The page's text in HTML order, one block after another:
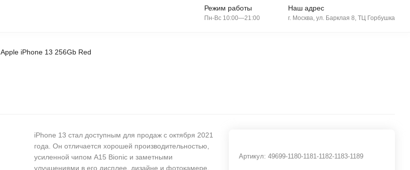
Режим работы
Пн-Вс 10:00—21:00
Наш адрес
г. Москва, ул. Барклая 8, ТЦ Горбушка
Apple iPhone 13 256Gb Red
iPhone 13 стал доступным для продаж с октября 2021
года. Он отличается хорошей производительностью,
усиленной чипом A15 Bionic и заметными
улучшениями в его дисплее, дизайне и фотокамере,
Артикул:49699-1180-1181-1182-1183-1189